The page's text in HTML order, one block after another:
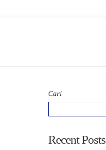
Cari
Recent Posts